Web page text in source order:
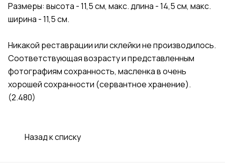
Размеры: высота - 11,5 см, макс. длина - 14,5 см, макс.
ширина - 11,5 см.
Никакой реставрации или склейки не производилось.
Соответствующая возрасту и представленным
фотографиям сохранность, масленка в очень
хорошей сохранности (сервантное хранение).
(2.480)
Назад к списку